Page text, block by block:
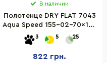
В наличии
Полотенце DRY FLAT 7043
Aqua Speed 155-02-70x140
голубое 70 x 140 см
3 5 25
822 грн.